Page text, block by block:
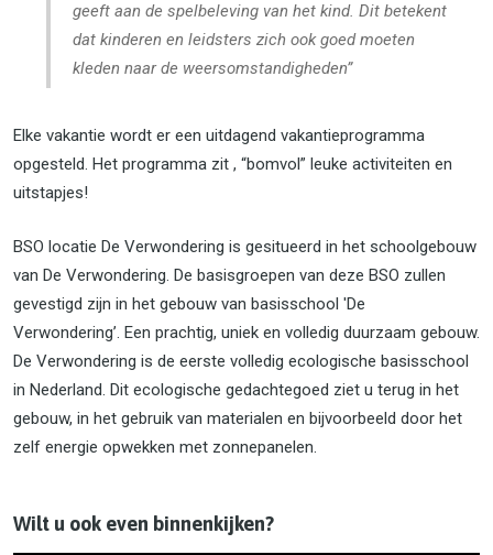
geeft aan de spelbeleving van het kind. Dit betekent
dat kinderen en leidsters zich ook goed moeten
kleden naar de weersomstandigheden”
Elke vakantie wordt er een uitdagend vakantieprogramma
opgesteld. Het programma zit , “bomvol” leuke activiteiten en
uitstapjes!
BSO locatie De Verwondering is gesitueerd in het schoolgebouw
van De Verwondering. De basisgroepen van deze BSO zullen
gevestigd zijn in het gebouw van basisschool 'De
Verwondering’. Een prachtig, uniek en volledig duurzaam gebouw.
De Verwondering is de eerste volledig ecologische basisschool
in Nederland. Dit ecologische gedachtegoed ziet u terug in het
gebouw, in het gebruik van materialen en bijvoorbeeld door het
zelf energie opwekken met zonnepanelen.
Wilt u ook even binnenkijken?